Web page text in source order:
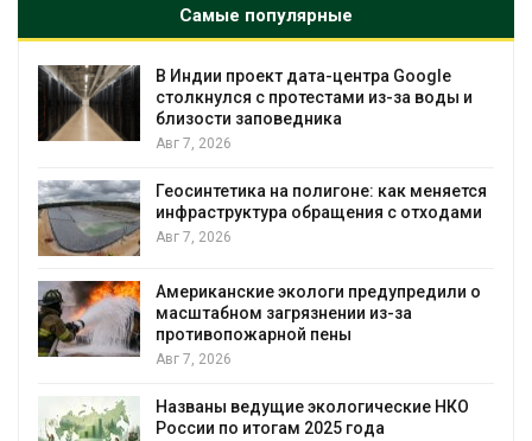
Самые популярные
дата-центра Google
протестами из-за воды и
на полигоне: как меняется
обращения с отходами
экологи предупредили о
из-за
пены
экологические НКО
2025 года
Дождевая вода
городам
строительство
уборку
Панамский канал
загрузку судов
В китайской
паводков